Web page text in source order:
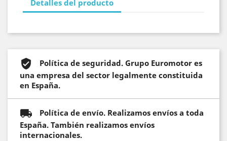
Detalles del producto
Política de seguridad. Grupo Euromotor es
una empresa del sector legalmente constituida
en España.
Política de envío. Realizamos envíos a toda
España. También realizamos envíos
internacionales.